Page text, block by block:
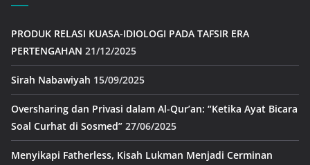
PRODUK RELASI KUASA-IDIOLOGI PADA TAFSIR ERA
PERTENGAHAN 21/12/2025
Sirah Nabawiyah 15/09/2025
Oversharing dan Privasi dalam Al-Qur’an: “Ketika Ayat Bicara
Soal Curhat di Sosmed” 27/06/2025
Menyikapi Fatherless, Kisah Lukman Menjadi Cerminan